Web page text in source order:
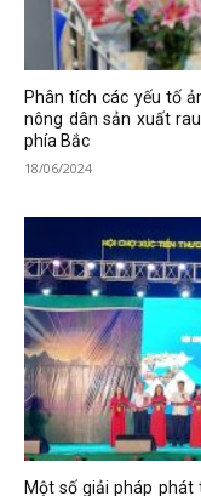
Phân tích các yếu tố
nông dân sản xuất
phía Bắc
18/06/2024
Một số giải pháp phát